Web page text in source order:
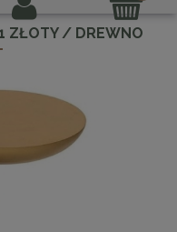
ZŁOTY / DREWNO